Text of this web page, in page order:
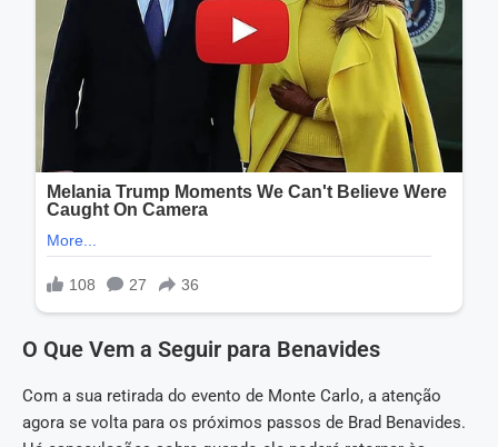
O Que Vem a Seguir para Benavides
Com a sua retirada do evento de Monte Carlo, a atenção
agora se volta para os próximos passos de Brad Benavides.